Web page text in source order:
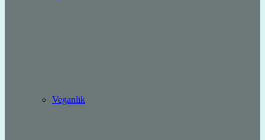
Veganlık